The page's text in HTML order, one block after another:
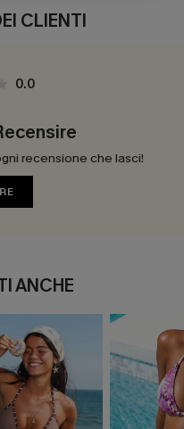
CLIENTI
0.0
recensione che lasci!
ANCHE